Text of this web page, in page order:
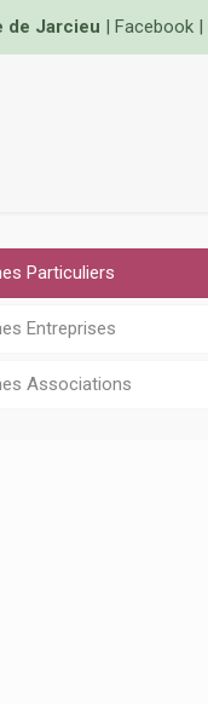
de Jarcieu | Facebook|
Particuliers
Entreprises
Associations